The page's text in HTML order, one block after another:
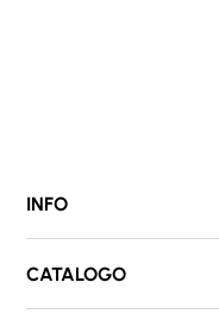
INFO
CATALOGO